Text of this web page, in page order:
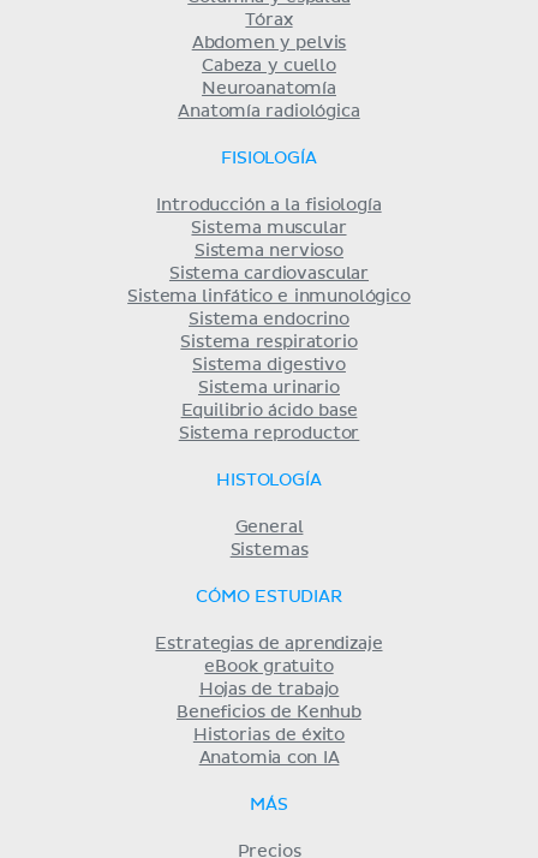
Tórax
Abdomen y pelvis
Cabeza y cuello
Neuroanatomía
Anatomía radiológica
FISIOLOGÍA
Introducción a la fisiología
Sistema muscular
Sistema nervioso
Sistema cardiovascular
Sistema linfático e inmunológico
Sistema endocrino
Sistema respiratorio
Sistema digestivo
Sistema urinario
Equilibrio ácido base
Sistema reproductor
HISTOLOGÍA
General
Sistemas
CÓMO ESTUDIAR
Estrategias de aprendizaje
eBook gratuito
Hojas de trabajo
Beneficios de Kenhub
Historias de éxito
Anatomia con IA
MÁS
Precios